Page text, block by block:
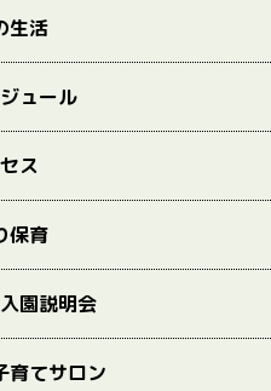
生活
ュール
ス
保育
園説明会
育てサロン